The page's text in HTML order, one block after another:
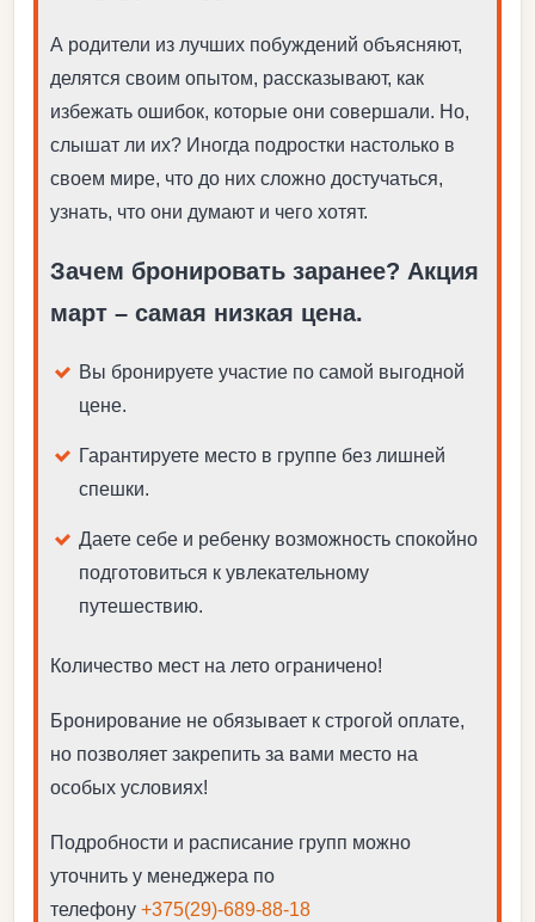
А родители из лучших побуждений объясняют,
делятся своим опытом, рассказывают, как
избежать ошибок, которые они совершали. Но,
слышат ли их? Иногда подростки настолько в
своем мире, что до них сложно достучаться,
узнать, что они думают и чего хотят.
Зачем бронировать заранее? Акция
март – самая низкая цена.
Вы бронируете участие по самой выгодной
цене.
Гарантируете место в группе без лишней
спешки.
Даете себе и ребенку возможность спокойно
подготовиться к увлекательному
путешествию.
Количество мест на лето ограничено!
Бронирование не обязывает к строгой оплате,
но позволяет закрепить за вами место на
особых условиях!
Подробности и расписание групп можно
уточнить у менеджера по
телефону +375(29)-689-88-18